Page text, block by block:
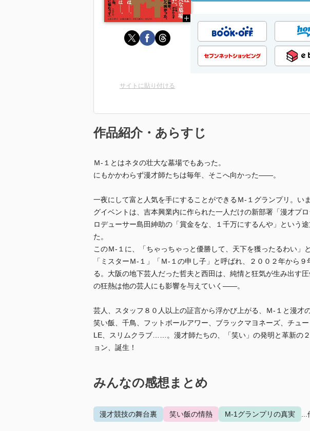
サイトに貼り付ける
作品紹介・あらすじ
Ｍ‐１とはネタの壮大な墓場でもあった。
にもかかわらず漫才師たちは毎年、そこへ向かった――。
一夜にして富と人気を手にすることができるＭ‐１グランプリ。い
グイベントは、吉本興業内に作られた一人だけの新部署「漫才プ
ロデューサー島田紳助の「賞金をな、１千万にするんや」という
た。
このＭ‐１に、「ちゃっちゃっと優勝して、天下を獲ったるわい」
「ミスターＭ‐１」「Ｍ‐１の申し子」と呼ばれ、２００２年から
る。大阪の地下芸人だった哲夫と西田は、純情と狂気が生み出す
の狂熱は他の芸人にも影響を与えていく――。
芸人、スタッフ８０人以上の証言から浮かび上がる、Ｍ‐１と漫才の
笑い飯、千鳥、フットボールアワー、ブラックマヨネーズ、チュ
LE、スリムクラブ……。漫才師たちの、「笑い」の発明と革新の
ョン、誕生！
みんなの感想まとめ
漫才競技の舞台裏 笑い飯の情熱 M-1グランプリの真実